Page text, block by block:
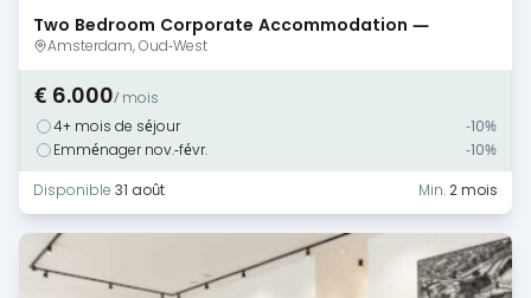
Two Bedroom Corporate Accommodation —
Amsterdam — Baby/Guest/Office Room
Amsterdam, Oud-West
€ 6.000/ mois
4+ mois de séjour
-10%
Emménager nov.-févr.
-10%
Disponible 31 août Min.2 mois